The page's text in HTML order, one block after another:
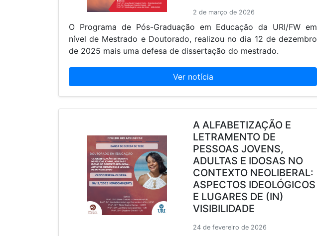
2 de março de 2026
O Programa de Pós-Graduação em Educação da URI/FW em
nível de Mestrado e Doutorado, realizou no dia 12 de dezembro
de 2025 mais uma defesa de dissertação do mestrado.
Ver notícia
A ALFABETIZAÇÃO E
LETRAMENTO DE
PESSOAS JOVENS,
ADULTAS E IDOSAS NO
CONTEXTO NEOLIBERAL:
ASPECTOS IDEOLÓGICOS
E LUGARES DE (IN)
VISIBILIDADE
24 de fevereiro de 2026